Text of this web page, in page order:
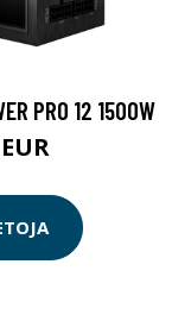
PRO 12 1500W